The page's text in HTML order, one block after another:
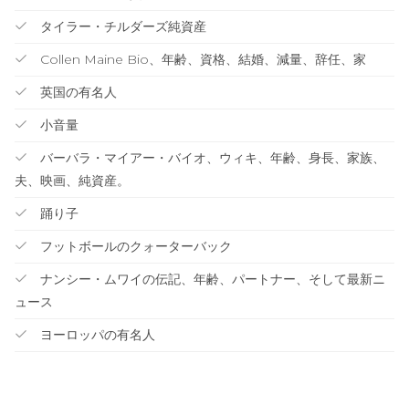
タイラー・チルダーズ純資産
Collen Maine Bio、年齢、資格、結婚、減量、辞任、家
英国の有名人
小音量
バーバラ・マイアー・バイオ、ウィキ、年齢、身長、家族、
夫、映画、純資産。
踊り子
フットボールのクォーターバック
ナンシー・ムワイの伝記、年齢、パートナー、そして最新ニ
ュース
ヨーロッパの有名人